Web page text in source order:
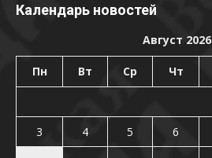
Календарь новостей
Август 2026
Пн Вт Ср Чт
3
4 5 6